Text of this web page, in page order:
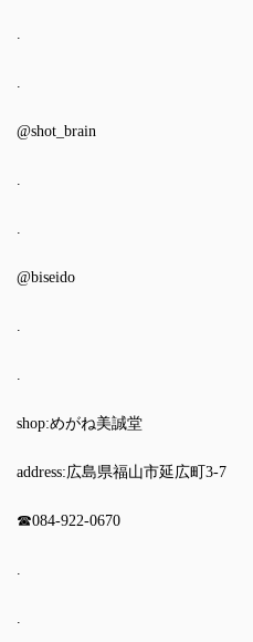
@shot_brain
@biseido
shop:めがね美誠堂
address:広島県福山市延広町3-7
☎︎084-922-0670